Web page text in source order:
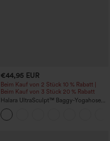
€44,95 EUR
Beim Kauf von 2 Stück 10 % Rabatt |
Beim Kauf von 3 Stück 20 % Rabatt
Halara UltraSculpt™ Baggy-Yogahose
mit hohem Bund, Bauchkontrolle,
Color-Block-Streifen und Taschen